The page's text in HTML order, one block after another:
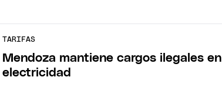
TARIFAS
Mendoza mantiene cargos ilegales
electricidad